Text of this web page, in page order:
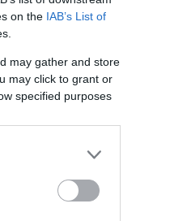
on the IAB’s List of
may gather and store
may click to grant or
specified purposes